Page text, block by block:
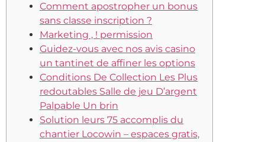
Comment apostropher un bonus
sans classe inscription ?
Marketing , ! permission
Guidez-vous avec nos avis casino
un tantinet de affiner les options
Conditions De Collection Les Plus
redoutables Salle de jeu D’argent
Palpable Un brin
Solution leurs 75 accomplis du
chantier Locowin – espaces gratis,